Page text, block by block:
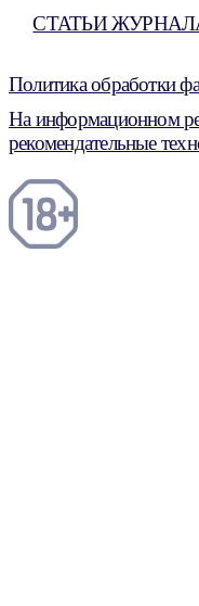
СТАТЬИ
Политика обработки
На информационном
рекомендательные